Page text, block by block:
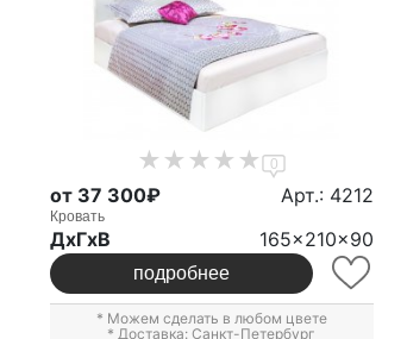
0
от 37 300₽ Арт.: 4212
Кровать
ДxГxВ 165x210x90
подробнее
* Можем сделать в любом цвете
* Доставка: Санкт-Петербург